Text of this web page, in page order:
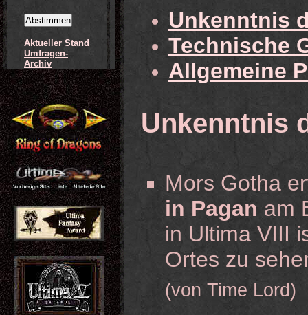
Unkenntnis
Technische
Allgemeine
Unkenntnis
Mors Gotha
in Pagan am
in Ultima VIII
Ortes zu
(von Time Lord)
Aktueller Stand
Umfragen-
Archiv